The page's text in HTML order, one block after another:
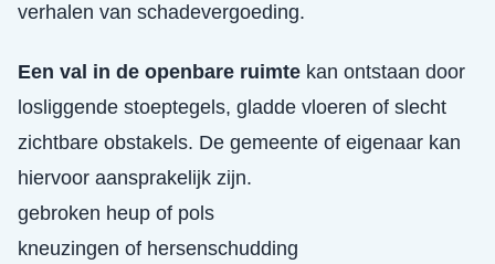
verhalen van schadevergoeding.
Een val in de openbare ruimte kan ontstaan door
losliggende stoeptegels, gladde vloeren of slecht
zichtbare obstakels. De gemeente of eigenaar kan
hiervoor aansprakelijk zijn.
gebroken heup of pols
kneuzingen of hersenschudding